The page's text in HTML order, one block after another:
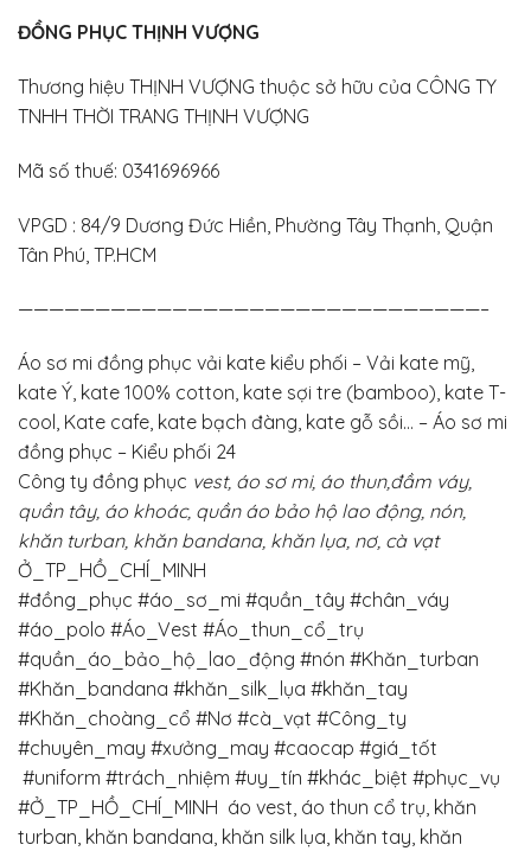
ĐỒNG PHỤC THỊNH VƯỢNG
Thương hiệu THỊNH VƯỢNG thuộc sở hữu của CÔNG TY
TNHH THỜI TRANG THỊNH VƯỢNG
Mã số thuế: 0341696966
VPGD : 84/9 Dương Đức Hiền, Phường Tây Thạnh, Quận
Tân Phú, TP.HCM
——————————————————————————————–
Áo sơ mi đồng phục vải kate kiểu phối – Vải kate mỹ,
kate Ý, kate 100% cotton, kate sợi tre (bamboo), kate T-
cool, Kate cafe, kate bạch đàng, kate gỗ sồi… – Áo sơ mi
đồng phục – Kiểu phối 24
Công ty đồng phục vest, áo sơ mi, áo thun,đầm váy,
quần tây, áo khoác, quần áo bảo hộ lao động, nón,
khăn turban, khăn bandana, khăn lụa, nơ, cà vạt
Ở_TP_HỒ_CHÍ_MINH
#đồng_phục #áo_sơ_mi #quần_tây #chân_váy
#áo_polo #Áo_Vest #Áo_thun_cổ_trụ
#quần_áo_bảo_hộ_lao_động #nón #Khăn_turban
#Khăn_bandana #khăn_silk_lụa #khăn_tay
#Khăn_choàng_cổ #Nơ #cà_vạt #Công_ty
#chuyên_may #xưởng_may #caocap #giá_tốt
#uniform #trách_nhiệm #uy_tín #khác_biệt #phục_vụ
#Ở_TP_HỒ_CHÍ_MINH áo vest, áo thun cổ trụ, khăn
turban, khăn bandana, khăn silk lụa, khăn tay, khăn